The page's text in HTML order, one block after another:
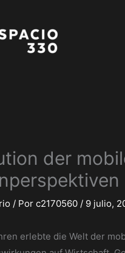
der
/ Por c2170560 / 9 julio,
erlebte die Welt der